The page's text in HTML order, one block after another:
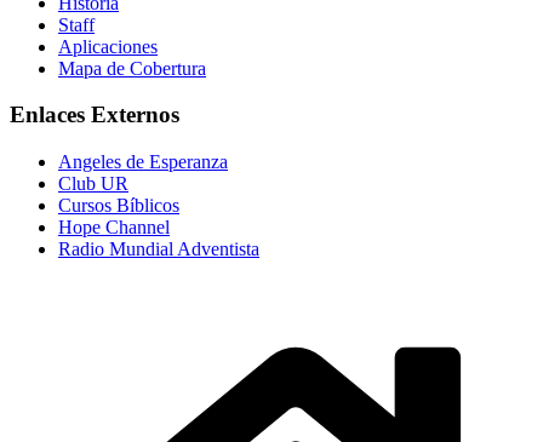
Staff
Aplicaciones
Mapa de Cobertura
Enlaces Externos
Angeles de Esperanza
Club UR
Cursos Bíblicos
Hope Channel
Radio Mundial Adventista